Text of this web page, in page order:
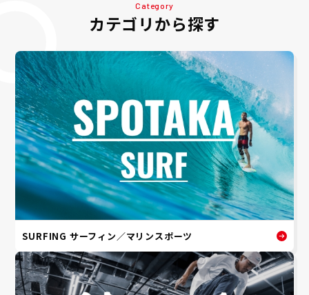
Category
カテゴリから探す
SURFING サーフィン／マリンスポーツ